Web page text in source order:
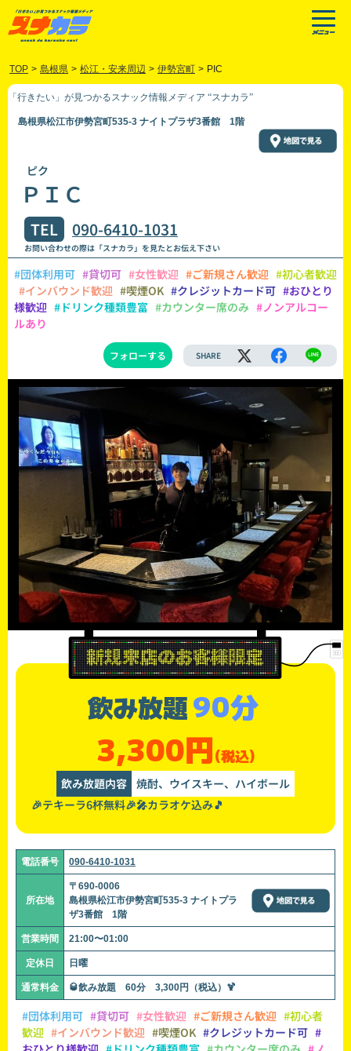
TOP > 島根県 > 松江・安来周辺 > 伊勢宮町 > PIC
「行きたい」が見つかるスナック情報メディア “スナカラ”
島根県松江市伊勢宮町535-3 ナイトプラザ3番館 1階
ピク
ＰＩＣ
TEL 090-6410-1031
お問い合わせの際は「スナカラ」を見たとお伝え下さい
#団体利用可 #貸切可 #女性歓迎 #ご新規さん歓迎 #初心者歓迎
#インバウンド歓迎 #喫煙OK #クレジットカード可 #おひとり
様歓迎 #ドリンク種類豊富 #カウンター席のみ #ノンアルコー
ルあり
フォローする SHARE
飲み放題90分
3,300円(税込)
飲み放題内容 焼酎、ウイスキー、ハイボール
🎉テキーラ6杯無料🎉🎤カラオケ込み🎵
電話番号 090-6410-1031
所在地
〒690-0006
島根県松江市伊勢宮町535-3 ナイトプラ
ザ3番館 1階
営業時間 21:00〜01:00
定休日 日曜
通常料金 🥃飲み放題 60分 3,300円（税込）🍹
#団体利用可 #貸切可 #女性歓迎 #ご新規さん歓迎 #初心者
歓迎 #インバウンド歓迎 #喫煙OK #クレジットカード可 #